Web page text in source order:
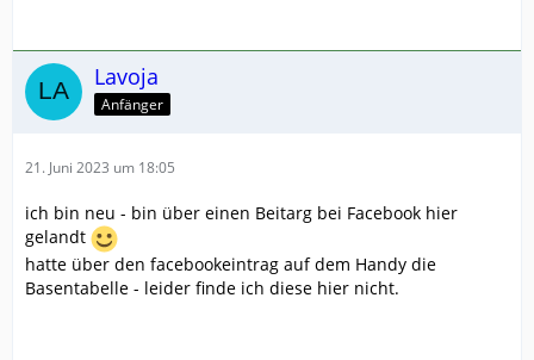
Lavoja
Anfänger
21. Juni 2023 um 18:05
ich bin neu - bin über einen Beitarg bei Facebook hier
gelandt
hatte über den facebookeintrag auf dem Handy die
Basentabelle - leider finde ich diese hier nicht.